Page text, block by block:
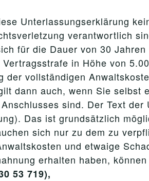
Unterlassungserklärung
verantwortlich
für die Dauer von 30 Jahren
in Höhe von
der vollständigen
dann auch, wenn Sie
sind. Der Text
Das ist grundsätzlich
sich nur zu dem zu
und etwaige
erhalten haben,
53 719),